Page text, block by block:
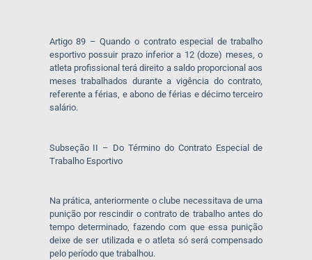
Artigo 89 – Quando o contrato especial de trabalho
esportivo possuir prazo inferior a 12 (doze) meses, o
atleta profissional terá direito a saldo proporcional aos
meses trabalhados durante a vigência do contrato,
referente a férias, e abono de férias e décimo terceiro
salário.
Subseção II – Do Término do Contrato Especial de
Trabalho Esportivo
Na prática, anteriormente o clube necessitava de uma
punição por rescindir o contrato de trabalho antes do
tempo determinado, fazendo com que essa punição
deixe de ser utilizada e o atleta só será compensado
pelo período que trabalhou.